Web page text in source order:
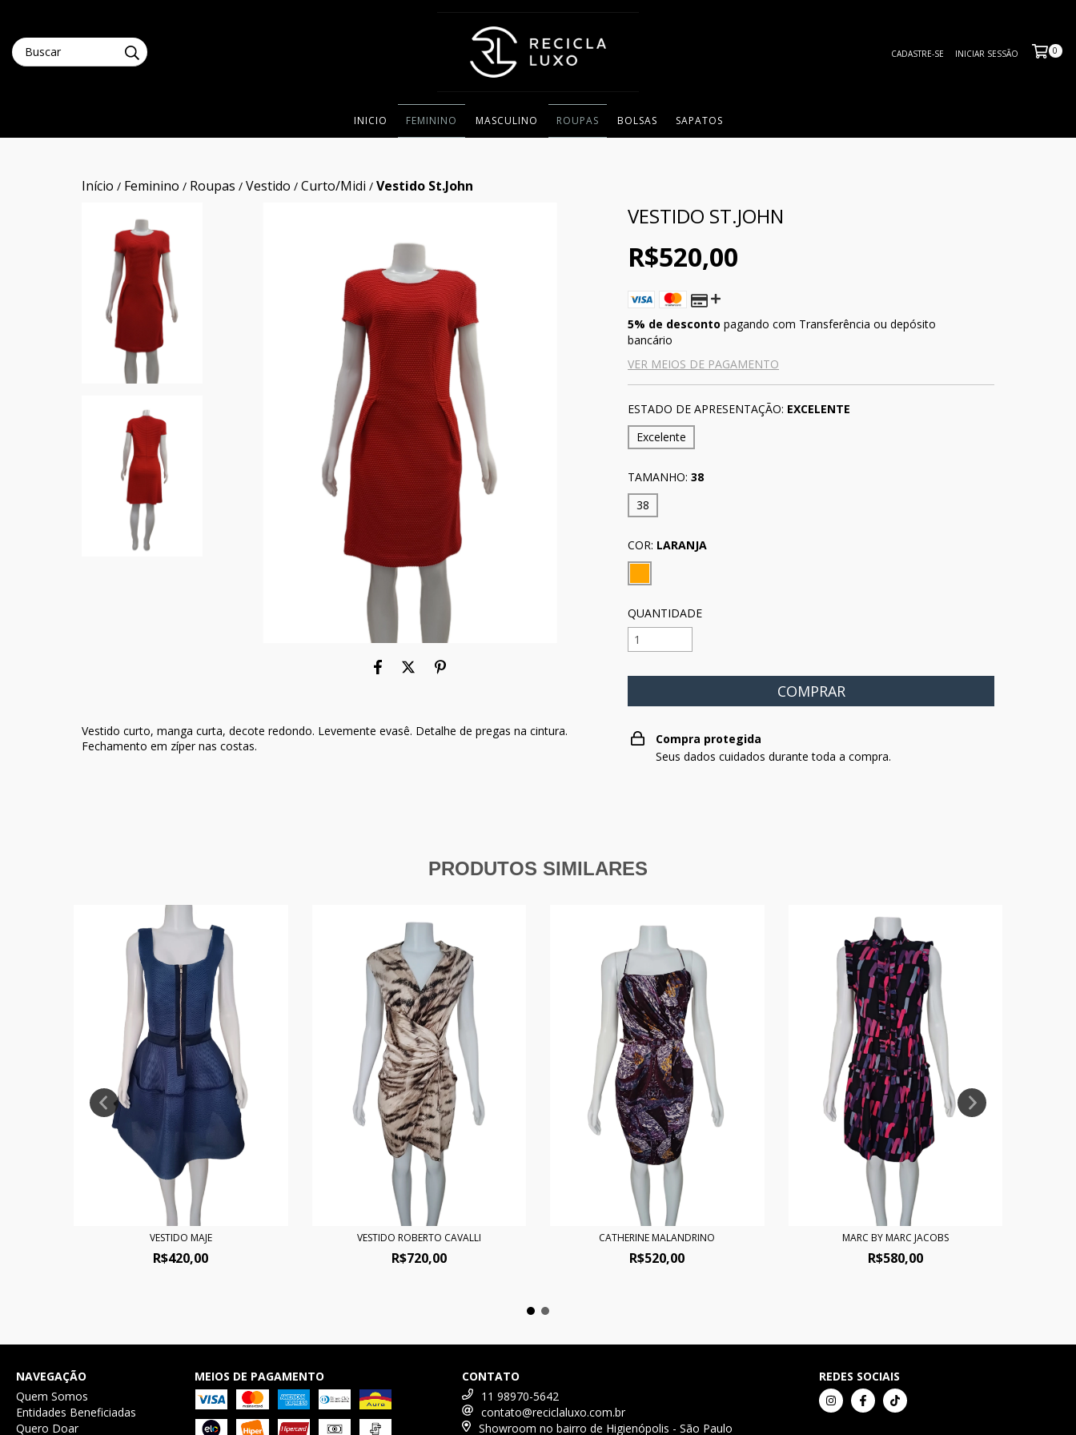
CADASTRE-SE INICIAR SESSÃO 0
INICIO FEMININO MASCULINO ROUPAS BOLSAS SAPATOS
Início / Feminino / Roupas / Vestido / Curto/Midi / Vestido St.John
Vestido curto, manga curta, decote redondo. Levemente evasê. Detalhe de pregas na cintura.
Fechamento em zíper nas costas.
VESTIDO ST.JOHN
R$520,00
5% de desconto pagando com Transferência ou depósito
bancário
VER MEIOS DE PAGAMENTO
ESTADO DE APRESENTAÇÃO: EXCELENTE
Excelente
TAMANHO: 38
38
COR: LARANJA
QUANTIDADE
Compra protegida
Seus dados cuidados durante toda a compra.
PRODUTOS SIMILARES
VESTIDO MAJE
R$420,00
VESTIDO ROBERTO CAVALLI
R$720,00
CATHERINE MALANDRINO
R$520,00
MARC BY MARC JACOBS
R$580,00
NAVEGAÇÃO
Quem Somos
Entidades Beneficiadas
Quero Doar
MEIOS DE PAGAMENTO
CONTATO
11 98970-5642
contato@reciclaluxo.com.br
Showroom no bairro de Higienópolis - São Paulo
REDES SOCIAIS